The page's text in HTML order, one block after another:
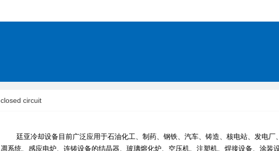
closed circuit
廷亚冷却设备目前广泛应用于石油化工、制药、钢铁、汽车、铸造、核电站、发电厂
凋系统、感应电炉、连铸设备的结晶器、玻璃熔化炉、空压机、注塑机、焊接设备、涂装